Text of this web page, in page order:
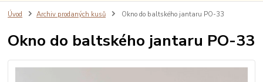
Úvod Archiv prodaných kusů Okno do baltského jantaru PO-33
Okno do baltského jantaru PO-33